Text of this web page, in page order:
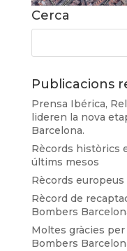
Cerca
Publicacions
Prensa Ibérica,
lideren la nova
Barcelona.
Rècords històrics
últims mesos
Rècords europeus
Rècord de
Bombers
Moltes gràcies
Bombers